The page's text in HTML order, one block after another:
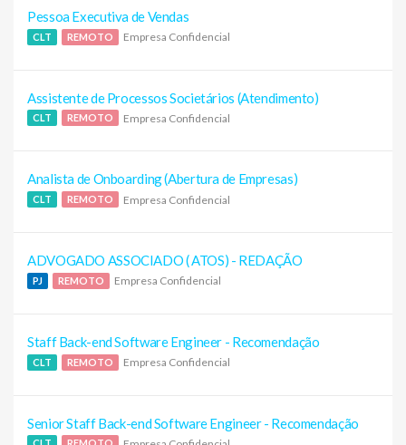
Pessoa Executiva de Vendas
CLT REMOTO Empresa Confidencial
Assistente de Processos Societários (Atendimento)
CLT REMOTO Empresa Confidencial
Analista de Onboarding (Abertura de Empresas)
CLT REMOTO Empresa Confidencial
ADVOGADO ASSOCIADO ( ATOS) - REDAÇÃO
PJ REMOTO Empresa Confidencial
Staff Back-end Software Engineer - Recomendação
CLT REMOTO Empresa Confidencial
Senior Staff Back-end Software Engineer - Recomendação